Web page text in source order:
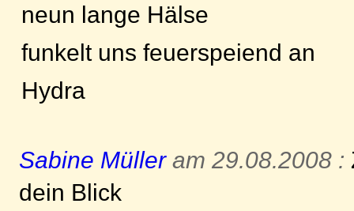
neun lange Hälse
funkelt uns feuerspeiend an
Hydra
Sabine Mülleram 29.08.2008 :
dein Blick